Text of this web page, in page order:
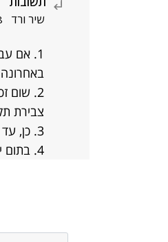
שיר ורד
1. אם
באחרונה
2. שום
צבירת
3. כן, עד 9 חודשים מהלידה.
4. בתום יחסי עובד מעביד, דמי אבטלה תוכלי כנראה לקבל רק לאחר 90 יום.